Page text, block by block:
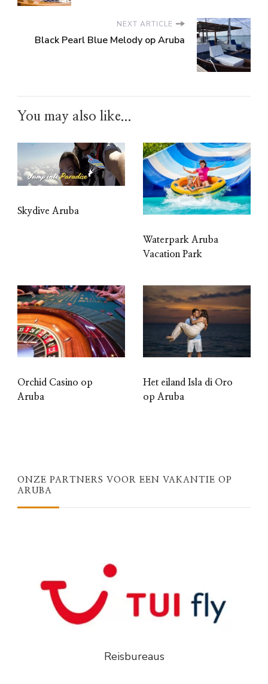
NEXT ARTICLE
Black Pearl Blue Melody op Aruba
You may also like...
Skydive Aruba
Waterpark Aruba
Vacation Park
Orchid Casino op
Aruba
Het eiland Isla di Oro
op Aruba
ONZE PARTNERS VOOR EEN VAKANTIE OP
ARUBA
Reisbureaus